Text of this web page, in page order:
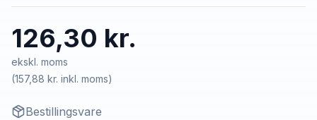
126,30 kr.
ekskl. moms
(157,88 kr. inkl. moms)
Bestillingsvare